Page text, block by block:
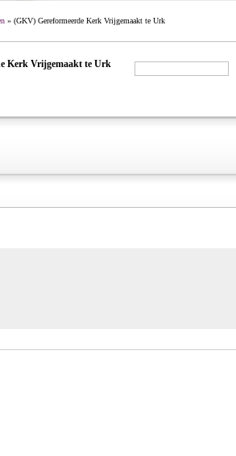
» (GKV) Gereformeerde Kerk Vrijgemaakt te Urk
Kerk Vrijgemaakt te Urk